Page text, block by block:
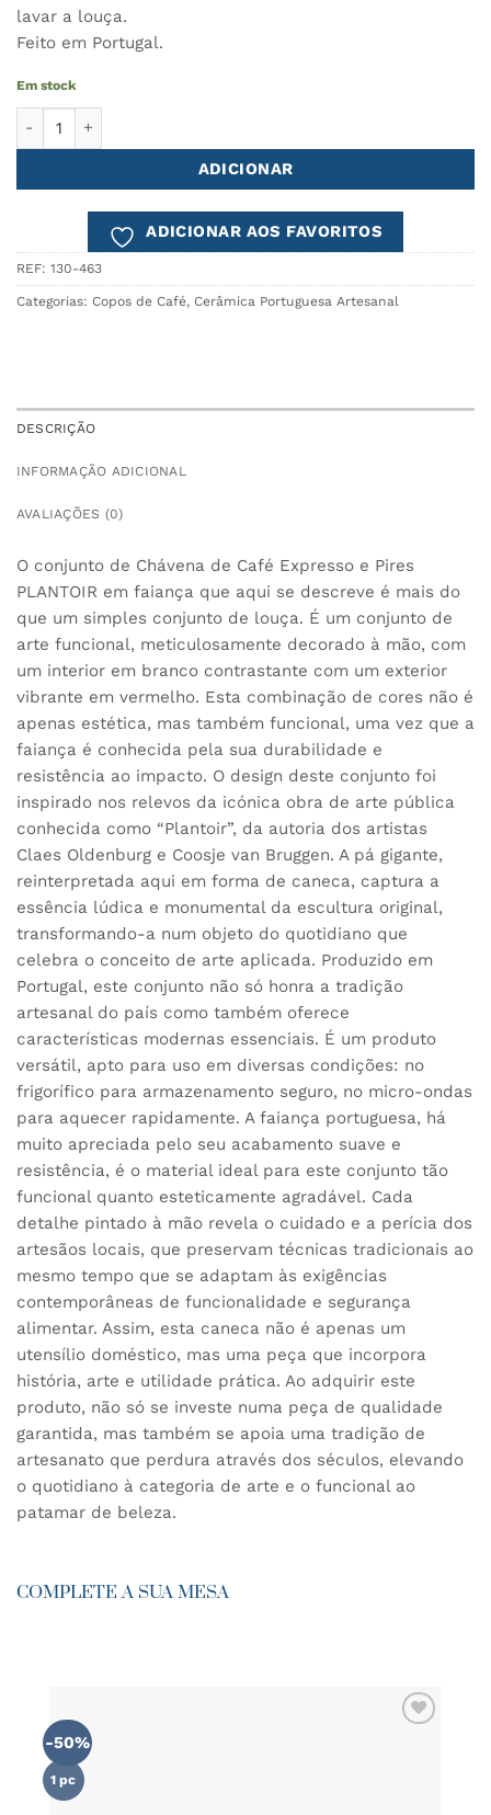
lavar a louça.
Feito em Portugal.
Em stock
ADICIONAR
ADICIONAR AOS FAVORITOS
REF: 130-463
Categorias: Copos de Café, Cerâmica Portuguesa Artesanal
DESCRIÇÃO
INFORMAÇÃO ADICIONAL
AVALIAÇÕES (0)
O conjunto de Chávena de Café Expresso e Pires
PLANTOIR em faiança que aqui se descreve é mais do
que um simples conjunto de louça. É um conjunto de
arte funcional, meticulosamente decorado à mão, com
um interior em branco contrastante com um exterior
vibrante em vermelho. Esta combinação de cores não é
apenas estética, mas também funcional, uma vez que a
faiança é conhecida pela sua durabilidade e
resistência ao impacto. O design deste conjunto foi
inspirado nos relevos da icónica obra de arte pública
conhecida como “Plantoir”, da autoria dos artistas
Claes Oldenburg e Coosje van Bruggen. A pá gigante,
reinterpretada aqui em forma de caneca, captura a
essência lúdica e monumental da escultura original,
transformando-a num objeto do quotidiano que
celebra o conceito de arte aplicada. Produzido em
Portugal, este conjunto não só honra a tradição
artesanal do país como também oferece
características modernas essenciais. É um produto
versátil, apto para uso em diversas condições: no
frigorífico para armazenamento seguro, no micro-ondas
para aquecer rapidamente. A faiança portuguesa, há
muito apreciada pelo seu acabamento suave e
resistência, é o material ideal para este conjunto tão
funcional quanto esteticamente agradável. Cada
detalhe pintado à mão revela o cuidado e a perícia dos
artesãos locais, que preservam técnicas tradicionais ao
mesmo tempo que se adaptam às exigências
contemporâneas de funcionalidade e segurança
alimentar. Assim, esta caneca não é apenas um
utensílio doméstico, mas uma peça que incorpora
história, arte e utilidade prática. Ao adquirir este
produto, não só se investe numa peça de qualidade
garantida, mas também se apoia uma tradição de
artesanato que perdura através dos séculos, elevando
o quotidiano à categoria de arte e o funcional ao
patamar de beleza.
COMPLETE A SUA MESA
-50%
1 pc